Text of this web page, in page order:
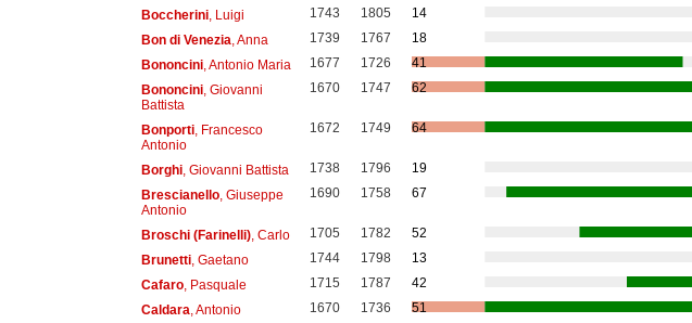
Boccherini, Luigi 1743 1805
14
Bon di Venezia, Anna 1739 1767
18
Bononcini, Antonio Maria 1677 1726
41
Bononcini, Giovanni
Battista
1670 1747 62
Bonporti, Francesco
Antonio
1672 1749 64
Borghi, Giovanni Battista 1738 1796
19
Brescianello, Giuseppe
Antonio
1690 1758 67
Broschi (Farinelli), Carlo 1705 1782
52
Brunetti, Gaetano 1744 1798
13
Cafaro, Pasquale 1715 1787
42
Caldara, Antonio 1670 1736
51